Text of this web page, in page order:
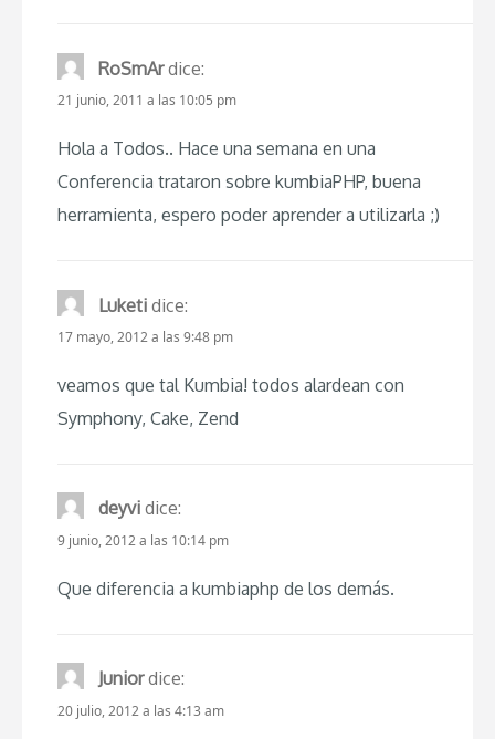
RoSmAr dice:
21 junio, 2011 a las 10:05 pm
Hola a Todos.. Hace una semana en una
Conferencia trataron sobre kumbiaPHP, buena
herramienta, espero poder aprender a utilizarla ;)
Luketi dice:
17 mayo, 2012 a las 9:48 pm
veamos que tal Kumbia! todos alardean con
Symphony, Cake, Zend
deyvi dice:
9 junio, 2012 a las 10:14 pm
Que diferencia a kumbiaphp de los demás.
Junior dice:
20 julio, 2012 a las 4:13 am